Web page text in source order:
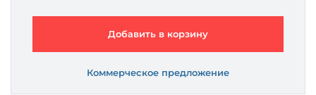
Добавить в корзину
Коммерческое предложение